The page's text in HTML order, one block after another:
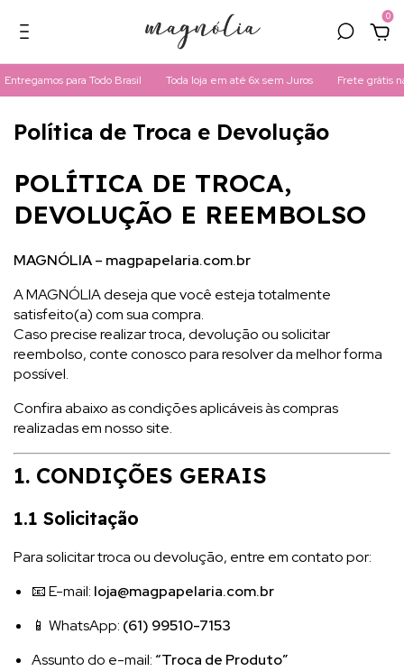
0
para Todo Brasil Toda loja em até 6x sem Juros Frete grátis
Política de Troca e Devolução
POLÍTICA DE TROCA,
DEVOLUÇÃO E REEMBOLSO
MAGNÓLIA – magpapelaria.com.br
A MAGNÓLIA deseja que você esteja totalmente
satisfeito(a) com sua compra.
Caso precise realizar troca, devolução ou solicitar
reembolso, conte conosco para resolver da melhor forma
possível.
Confira abaixo as condições aplicáveis às compras
realizadas em nosso site.
1. CONDIÇÕES GERAIS
1.1 Solicitação
Para solicitar troca ou devolução, entre em contato por:
📧 E-mail: loja@magpapelaria.com.br
📱 WhatsApp: (61) 99510-7153
Assunto do e-mail: “Troca de Produto”